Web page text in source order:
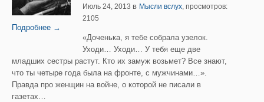
Подробнее →
Июль 24, 2013 в Мысли вслух, просмотров:
2105
«Доченька, я тебе собрала узелок.
Уходи… Уходи… У тебя еще две
младших сестры растут. Кто их замуж возьмет? Все знают,
что ты четыре года была на фронте, с мужчинами…».
Правда про женщин на войне, о которой не писали в
газетах…